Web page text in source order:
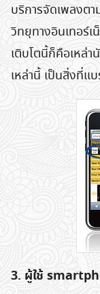
บริการจัดเพลงต
วิทยุทางอินเทอร์
เติบโตนี้ก็คือเหล่
เหล่านี้ เป็นสิ่งที่แ
3. ผู้ใช้